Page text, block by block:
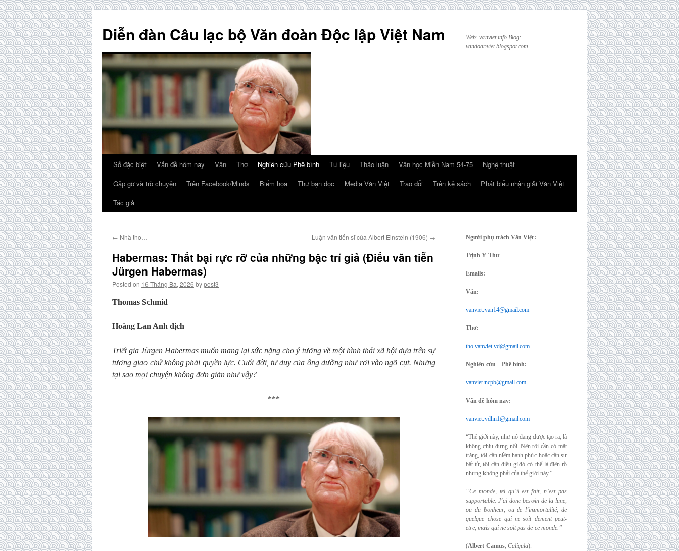
content
Diễn đàn Câu lạc bộ Văn đoàn Độc lập Việt Nam
Web: vanviet.info Blog:
vandoanviet.blogspot.com
Số đặc biệt Vấn đề hôm nay Văn Thơ Nghiên cứu Phê bình Tư liệu Thảo luận Văn học Miền Nam 54-75
Nghệ thuật
Gặp gỡ và trò chuyện
Trên Facebook/Minds Biếm họa Thư bạn đọc Media Văn Việt Trao đổi Trên kệ sách
Phát biểu nhận giải Văn Việt
Tác giả
← Nhà thơ… Luận văn tiến sĩ của Albert Einstein (1906) →
Habermas: Thất bại rực rỡ của những bậc trí giả (Điếu văn tiễn
Jürgen Habermas)
Posted on 16 Tháng Ba, 2026 bypost3
Thomas Schmid
Hoàng Lan Anh dịch
Triết gia Jürgen Habermas muốn mang lại sức nặng cho ý tưởng về một hình thái xã hội dựa trên sự
tương giao chứ không phải quyền lực. Cuối đời, tư duy của ông dường như rơi vào ngõ cụt. Nhưng
tại sao mọi chuyện không đơn giản như vậy?
***
Người phụ trách Văn Việt:
Trịnh Y Thư
Emails:
Văn:
vanviet.van14@gmail.com
Thơ:
tho.vanviet.vd@gmail.com
Nghiên cứu – Phê bình:
vanviet.ncpb@gmail.com
Vấn đề hôm nay:
vanviet.vdhn1@gmail.com
“Thế giới này, như nó đang được tạo ra, là
không chịu đựng nổi. Nên tôi cần có mặt
trăng, tôi cần niềm hạnh phúc hoặc cần sự
bất tử, tôi cần điều gì đó có thể là điên rồ
nhưng không phải của thế giới này.”
“Ce monde, tel qu’il est fait, n’est pas
supportable. J’ai donc besoin de la lune,
ou du bonheur, ou de l’immortalité, de
quelque chose qui ne soit dement peut-
etre, mais qui ne soit pas de ce monde.”
(Albert Camus, Caligula).